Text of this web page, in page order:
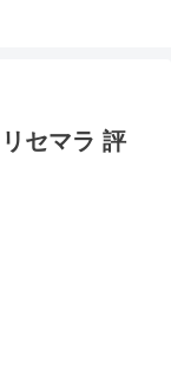
セマラ 評